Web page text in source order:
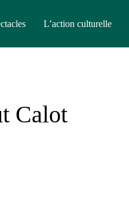
L’action culturelle
Calot